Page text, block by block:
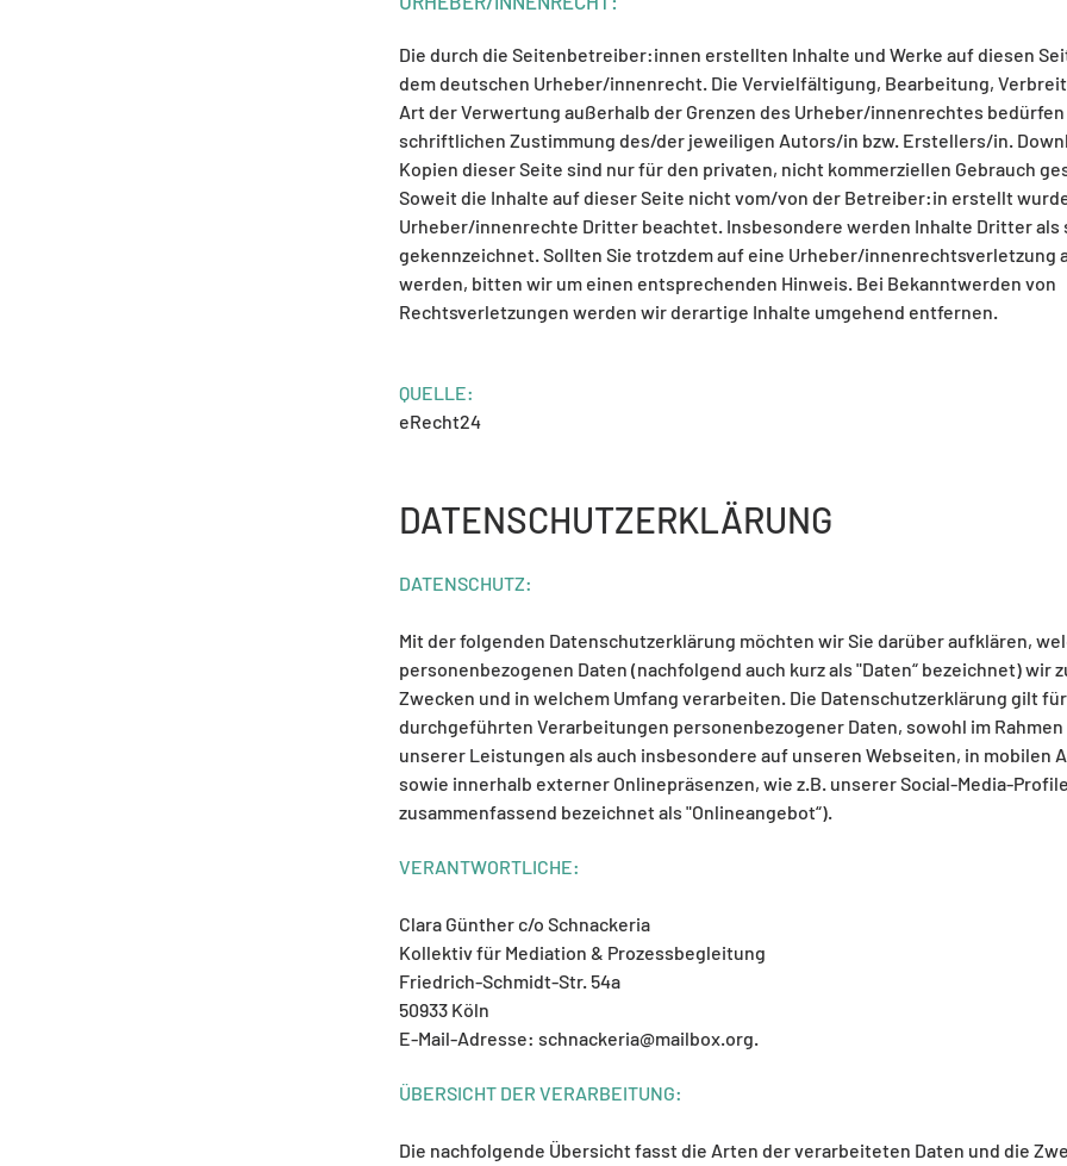
Die durch die Seitenbetreiber:innen erstellten Inhalte und Werke auf diesen
dem deutschen Urheber/innenrecht. Die Vervielfältigung, Bearbeitung,
Art der Verwertung außerhalb der Grenzen des Urheber/innenrechtes
schriftlichen Zustimmung des/der jeweiligen Autors/in bzw. Erstellers/in.
Kopien dieser Seite sind nur für den privaten, nicht kommerziellen Gebrauch
Soweit die Inhalte auf dieser Seite nicht vom/von der Betreiber:in erstellt
Urheber/innenrechte Dritter beachtet. Insbesondere werden Inhalte Dritter als
gekennzeichnet. Sollten Sie trotzdem auf eine Urheber/innenrechtsverletzung
werden, bitten wir um einen entsprechenden Hinweis. Bei Bekanntwerden von
Rechtsverletzungen werden wir derartige Inhalte umgehend entfernen.
QUELLE:
eRecht24
DATENSCHUTZERKLÄRUNG
DATENSCHUTZ:
Mit der folgenden Datenschutzerklärung möchten wir Sie darüber aufklären,
personenbezogenen Daten (nachfolgend auch kurz als "Daten“ bezeichnet) wir
Zwecken und in welchem Umfang verarbeiten. Die Datenschutzerklärung gilt
durchgeführten Verarbeitungen personenbezogener Daten, sowohl im
unserer Leistungen als auch insbesondere auf unseren Webseiten, in mobilen
sowie innerhalb externer Onlinepräsenzen, wie z.B. unserer Social-Media-
zusammenfassend bezeichnet als "Onlineangebot“).
VERANTWORTLICHE:
Clara Günther c/o Schnackeria
Kollektiv für Mediation & Prozessbegleitung
Friedrich-Schmidt-Str. 54a
50933 Köln
E-Mail-Adresse: schnackeria@mailbox.org.
ÜBERSICHT DER VERARBEITUNG:
Die nachfolgende Übersicht fasst die Arten der verarbeiteten Daten und die